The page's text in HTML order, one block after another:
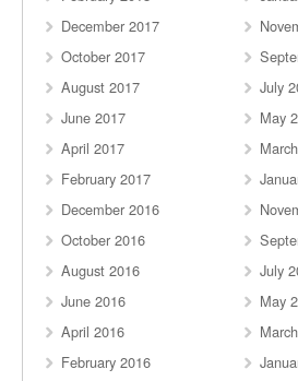
December 2017
October 2017
August 2017
July
June 2017
May
April 2017
February 2017
December 2016
October 2016
August 2016
July
June 2016
May
April 2016
February 2016